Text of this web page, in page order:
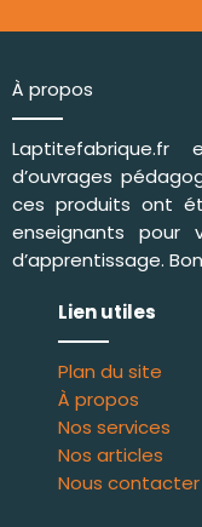
À propos
d’ouvrages
ces produits ont
enseignants pour
d’apprentissage.
Lien utiles
Plan du site
À propos
Nos services
Nos articles
Nous contacter